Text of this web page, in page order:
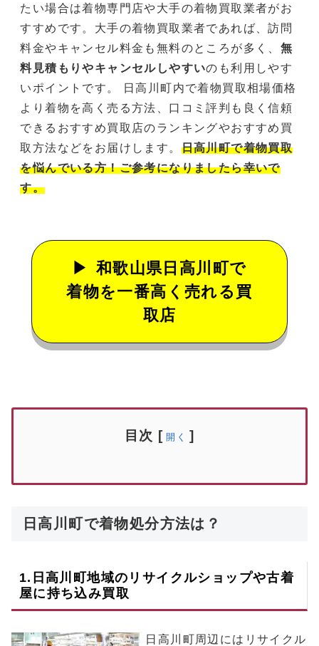
たい場合は着物専門店や大手の着物買取業者がお
すすめです。大手の着物買取業者であれば、訪問
料金やキャンセル料金も無料のところが多く、 無
料見積もりやキャンセルしやすいのも利用しやす
いポイントです。 日高川町内で着物買取相場価格
より着物を高く売る方法、口コミ評判も良く信頼
できるおすすめ買取店のランキングやおすすめ買
取方法などをお届けします。 日高川町で着物買取
を悩んでいる方！ご参考になりましたら幸いで
す。
和歌山県日高川町で
着物を一番高く売れる買
取店
目次 [ 開く ]
日高川町で着物処分方法は？
1. 日高川町地域のリサイクルショップや古着
屋に持ち込み買取
日高川町周辺にはリサイクル